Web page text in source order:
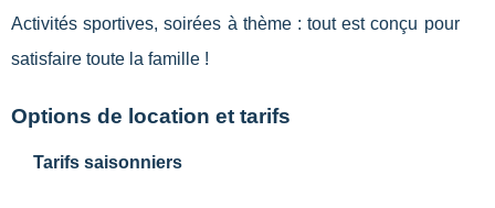
Activités sportives, soirées à thème : tout est conçu pour
satisfaire toute la famille !
Options de location et tarifs
Tarifs saisonniers